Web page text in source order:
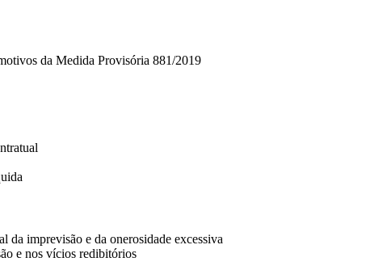
da Medida Provisória 881/2019
imprevisão e da onerosidade excessiva
e nos vícios redibitórios